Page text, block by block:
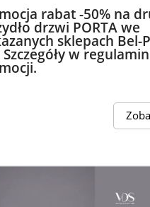
rabat -50% na
drzwi PORTA we
sklepach Bel-
w